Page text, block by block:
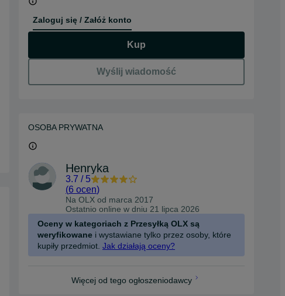
Zaloguj się / Załóż konto
Kup
Wyślij wiadomość
OSOBA PRYWATNA
Henryka
3.7 / 5
(6 ocen)
Na OLX od marca 2017
Ostatnio online w dniu 21 lipca 2026
Oceny w kategoriach z Przesyłką OLX są
weryfikowane i wystawiane tylko przez osoby, które
kupiły przedmiot. Jak działają oceny?
Więcej od tego ogłoszeniodawcy